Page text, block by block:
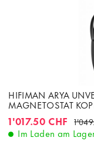
HIFIMAN ARYA
MAGNETOSTAT
1'017.50 CHF
Im Laden am